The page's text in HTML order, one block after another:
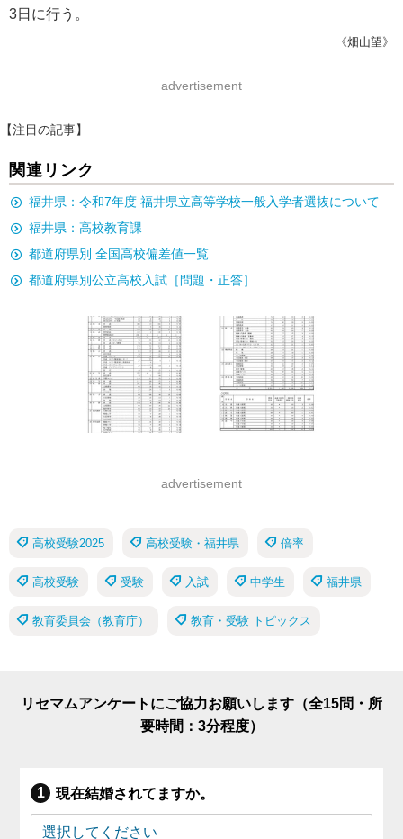
3日に行う。
《畑山望》
advertisement
【注目の記事】
関連リンク
福井県：令和7年度 福井県立高等学校一般入学者選抜について
福井県：高校教育課
都道府県別 全国高校偏差値一覧
都道府県別公立高校入試［問題・正答］
advertisement
高校受験2025 高校受験・福井県 倍率
高校受験 受験 入試 中学生 福井県
教育委員会（教育庁） 教育・受験 トピックス
リセマムアンケートにご協力お願いします（全15問・所
要時間：3分程度）
現在結婚されてますか。